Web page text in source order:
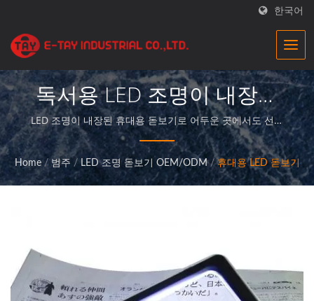
한국어
독서용 LED 조명이 내장된
휴대용 돋보기기업용 정밀
광학 돋보기 |E-Tay
LED 조명이 내장된 휴대용 돋보기로 어두운 곳에서도 선명
하게 읽을 수 있습니다.|E-Tay돋보기 공장은 우수한 품질의
돋보기 제품을 제공하는 전문 제조업체이며, 고객에게 완벽
한 서비스를 제공합니다.
Home / 범주 / LED 조명 돋보기 OEM/ODM / 휴대용 LED 돋보기